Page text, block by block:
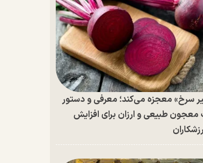
سرخ» معجزه می‌کند؛ معرفی و دستور
معجون طبیعی و ارزان برای افزایش